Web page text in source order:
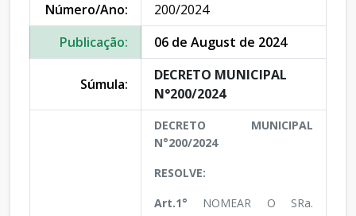
Número/Ano:
200/2024
Publicação:
06 de August de 2024
Súmula:
DECRETO MUNICIPAL
N°200/2024
DECRETO MUNICIPAL
N°200/2024
RESOLVE:
Art.1° NOMEAR O SRa.